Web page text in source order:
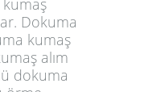
Dokuma
kumaş
alım
dokuma